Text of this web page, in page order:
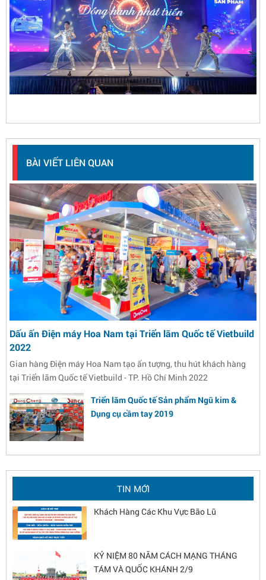
BÀI VIẾT LIÊN QUAN
Dấu ấn Điện máy Hoa Nam tại Triển lãm Quốc tế Vietbuild
2022
Gian hàng Điện máy Hoa Nam tạo ấn tượng, thu hút khách hàng
tại Triển lãm Quốc tế Vietbuild - TP. Hồ Chí Minh 2022
Triển lãm Quốc tế Sản phẩm Ngũ kim &
Dụng cụ cầm tay 2019
TIN MỚI
hàng
Hoa Nam Chung Tay Chia Sẻ Với Anh Chị
Khách Hàng Các Khu Vực Bão Lũ
TÁM VÀ QUỐC KHÁNH 2/9